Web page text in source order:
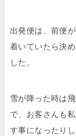
出発便は、前便
着いていたら決
した。
雪が降った時は
で、お客さんも
す事になったり